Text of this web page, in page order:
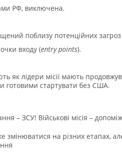
РФ, виключена.
поблизу потенційних загроз
входу (entry points).
як лідери місії мають
готовими стартувати без США.
– ЗСУ! Військові місія –
змінюватися на різних етапах,